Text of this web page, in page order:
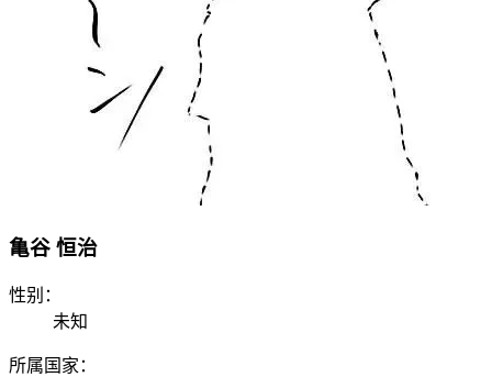
亀谷 恒治
性别：
未知
所属国家：